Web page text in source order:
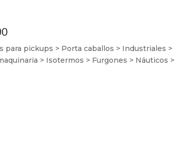
para pickups > Porta caballos > Industriales >
> Isotermos > Furgones > Náuticos >